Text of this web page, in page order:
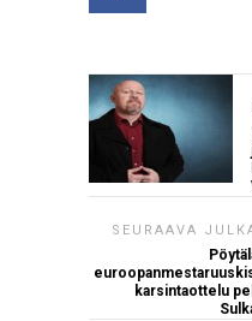
SEURAAVA
karsintaottelu